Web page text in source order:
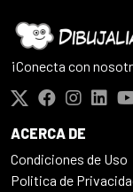
¡Conecta con
ACERCA DE
Condiciones de Uso
Politica de